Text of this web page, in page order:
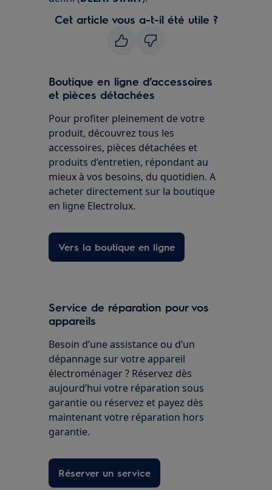
Cet article vous a-t-il été utile ?
Boutique en ligne d’accessoires
et pièces détachées
Pour profiter pleinement de votre
produit, découvrez tous les
accessoires, pièces détachées et
produits d’entretien, répondant au
mieux à vos besoins, du quotidien. A
acheter directement sur la boutique
en ligne Electrolux.
Vers la boutique en ligne
Service de réparation pour vos
appareils
Besoin d’une assistance ou d’un
dépannage sur votre appareil
électroménager ? Réservez dès
aujourd’hui votre réparation sous
garantie ou réservez et payez dès
maintenant votre réparation hors
garantie.
Réserver un service